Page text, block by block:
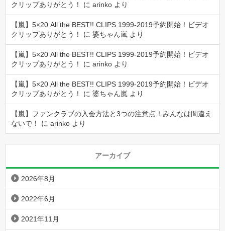
クリップありがとう！
にarinko より
【嵐】5×20 All the BEST!! CLIPS 1999-2019予約開始！ビデオ
クリップありがとう！
に婆ちゃん嵐 より
【嵐】5×20 All the BEST!! CLIPS 1999-2019予約開始！ビデオ
クリップありがとう！
にarinko より
【嵐】5×20 All the BEST!! CLIPS 1999-2019予約開始！ビデオ
クリップありがとう！
に婆ちゃん嵐 より
【嵐】ファンクラブの入会方法と3つの注意点！みんなは間違え
ないで！
にarinko より
アーカイブ
2026年8月
2022年6月
2021年11月